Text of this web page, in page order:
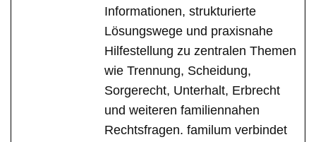
Informationen, strukturierte
Lösungswege und praxisnahe
Hilfestellung zu zentralen Themen
wie Trennung, Scheidung,
Sorgerecht, Unterhalt, Erbrecht
und weiteren familiennahen
Rechtsfragen. familum verbindet